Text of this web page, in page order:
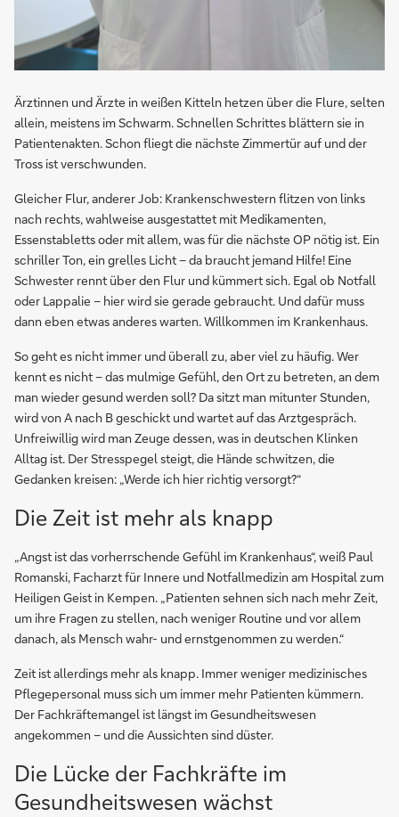
Ärztinnen und Ärzte in weißen Kitteln hetzen über die Flure, selten
allein, meistens im Schwarm. Schnellen Schrittes blättern sie in
Patientenakten. Schon fliegt die nächste Zimmertür auf und der
Tross ist verschwunden.
Gleicher Flur, anderer Job: Krankenschwestern flitzen von links
nach rechts, wahlweise ausgestattet mit Medikamenten,
Essenstabletts oder mit allem, was für die nächste OP nötig ist. Ein
schriller Ton, ein grelles Licht – da braucht jemand Hilfe! Eine
Schwester rennt über den Flur und kümmert sich. Egal ob Notfall
oder Lappalie – hier wird sie gerade gebraucht. Und dafür muss
dann eben etwas anderes warten. Willkommen im Krankenhaus.
So geht es nicht immer und überall zu, aber viel zu häufig. Wer
kennt es nicht – das mulmige Gefühl, den Ort zu betreten, an dem
man wieder gesund werden soll? Da sitzt man mitunter Stunden,
wird von A nach B geschickt und wartet auf das Arztgespräch.
Unfreiwillig wird man Zeuge dessen, was in deutschen Klinken
Alltag ist. Der Stresspegel steigt, die Hände schwitzen, die
Gedanken kreisen: „Werde ich hier richtig versorgt?“
Die Zeit ist mehr als knapp
„Angst ist das vorherrschende Gefühl im Krankenhaus“, weiß Paul
Romanski, Facharzt für Innere und Notfallmedizin am Hospital zum
Heiligen Geist in Kempen. „Patienten sehnen sich nach mehr Zeit,
um ihre Fragen zu stellen, nach weniger Routine und vor allem
danach, als Mensch wahr- und ernstgenommen zu werden.“
Zeit ist allerdings mehr als knapp. Immer weniger medizinisches
Pflegepersonal muss sich um immer mehr Patienten kümmern.
Der Fachkräftemangel ist längst im Gesundheitswesen
angekommen – und die Aussichten sind düster.
Die Lücke der Fachkräfte im
Gesundheitswesen wächst